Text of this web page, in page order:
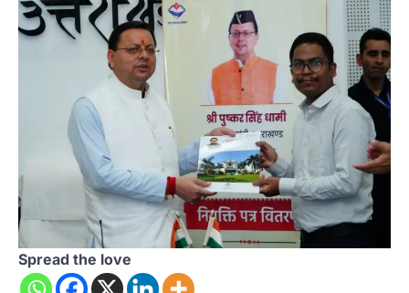
Spread the love